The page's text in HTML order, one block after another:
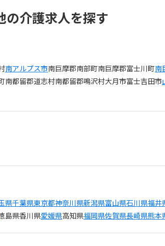
の介護求人を探す
南アルプス市南巨摩郡南部町南巨摩郡富士川町南
南都留郡道志村南都留郡鳴沢村大月市富士吉田市
県千葉県東京都神奈川県新潟県富山県石川県福井
島県香川県愛媛県高知県福岡県佐賀県長崎県熊本